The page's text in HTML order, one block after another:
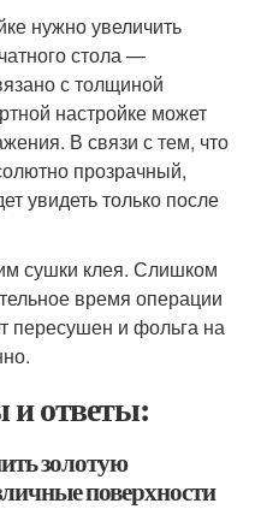
нужно увеличить
стола —
с толщиной
настройке может
В связи с тем, что
прозрачный,
увидеть только после
сушки клея. Слишком
время операции
пересушен и фольга на
и ответы:
золотую
поверхности